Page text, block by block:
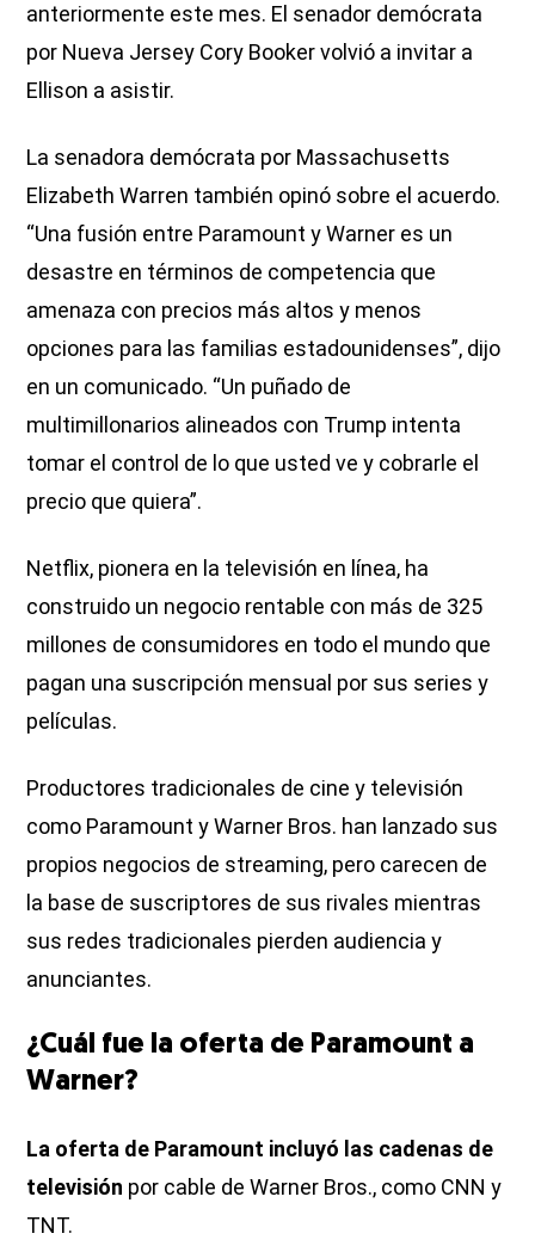
anteriormente este mes. El senador demócrata
por Nueva Jersey Cory Booker volvió a invitar a
Ellison a asistir.
La senadora demócrata por Massachusetts
Elizabeth Warren también opinó sobre el acuerdo.
“Una fusión entre Paramount y Warner es un
desastre en términos de competencia que
amenaza con precios más altos y menos
opciones para las familias estadounidenses”, dijo
en un comunicado. “Un puñado de
multimillonarios alineados con Trump intenta
tomar el control de lo que usted ve y cobrarle el
precio que quiera”.
Netflix, pionera en la televisión en línea, ha
construido un negocio rentable con más de 325
millones de consumidores en todo el mundo que
pagan una suscripción mensual por sus series y
películas.
Productores tradicionales de cine y televisión
como Paramount y Warner Bros. han lanzado sus
propios negocios de streaming, pero carecen de
la base de suscriptores de sus rivales mientras
sus redes tradicionales pierden audiencia y
anunciantes.
¿Cuál fue la oferta de Paramount a
Warner?
La oferta de Paramount incluyó las cadenas de
televisión por cable de Warner Bros., como CNN y
TNT.